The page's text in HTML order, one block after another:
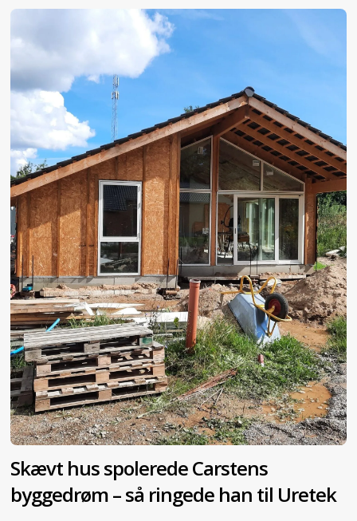
Skævt hus spolerede Carstens
byggedrøm – så ringede han til Uretek